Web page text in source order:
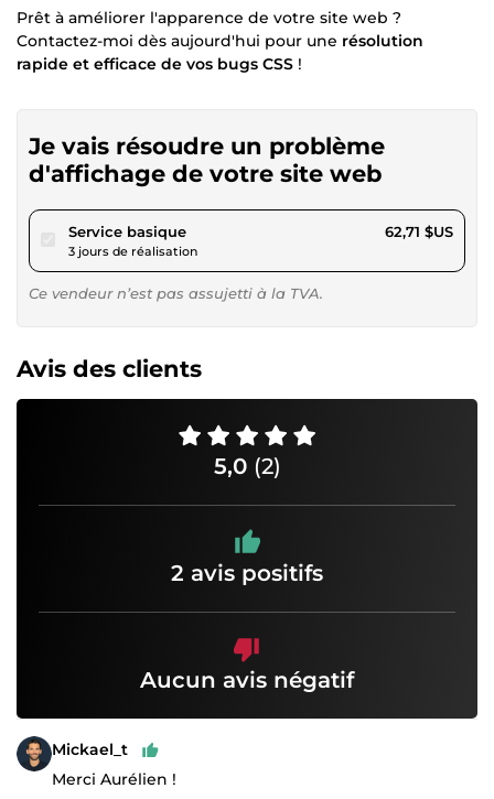
Prêt à améliorer l'apparence de votre site web ?
Contactez-moi dès aujourd'hui pour une résolution
rapide et efficace de vos bugs CSS !
Je vais résoudre un problème
d'affichage de votre site web
Service basiquepour 57,80 $US
3 jours de réalisation
62,71 $US
Ce vendeur n’est pas assujetti à la TVA.
Avis des clients
5,0 (2)
2 avis positifs
Aucun avis négatif
Mickael_t
Merci Aurélien !